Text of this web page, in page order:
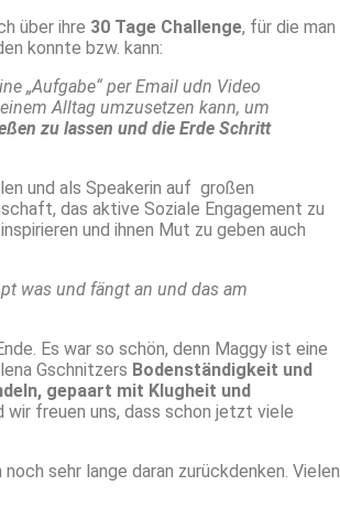
über ihre 30 Tage Challenge, für die man
konnte bzw. kann:
„Aufgabe“ per Email udn Video
Alltag umzusetzen kann, um
zu lassen und die Erde Schritt
und als Speakerin auf großen
das aktive Soziale Engagement zu
und ihnen Mut zu geben auch
was und fängt an und das am
Es war so schön, denn Maggy ist eine
Gschnitzers Bodenständigkeit und
gepaart mit Klugheit und
wir freuen uns, dass schon jetzt viele
sehr lange daran zurückdenken. Vielen